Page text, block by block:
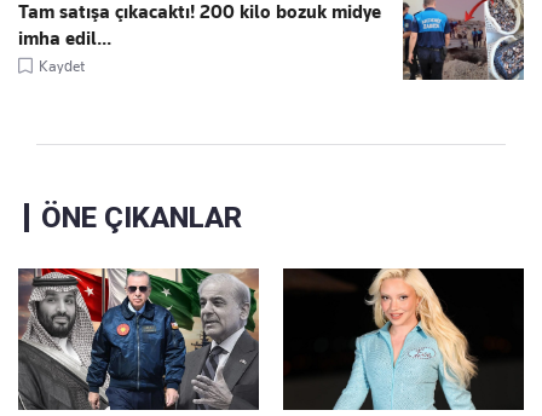
Tam satışa çıkacaktı! 200 kilo bozuk midye
imha edil...
Kaydet
ÖNE ÇIKANLAR